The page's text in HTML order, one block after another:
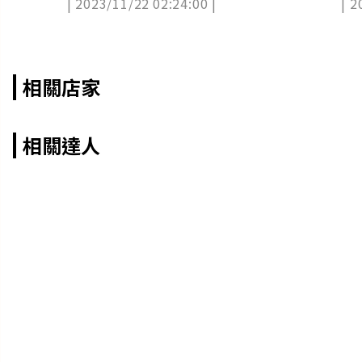
相關店家
相關達人